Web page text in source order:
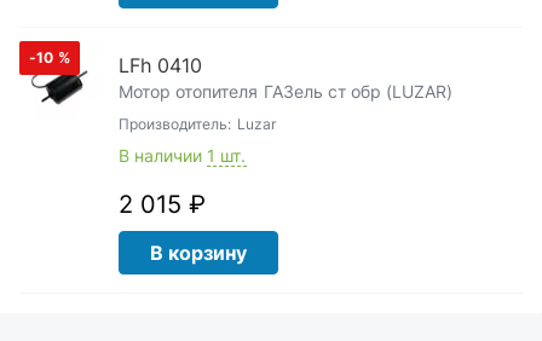
-10 % LFh 0410
Мотор отопителя ГАЗель ст обр (LUZAR)
Производитель: Luzar
В наличии 1 шт.
2 015 ₽
В корзину